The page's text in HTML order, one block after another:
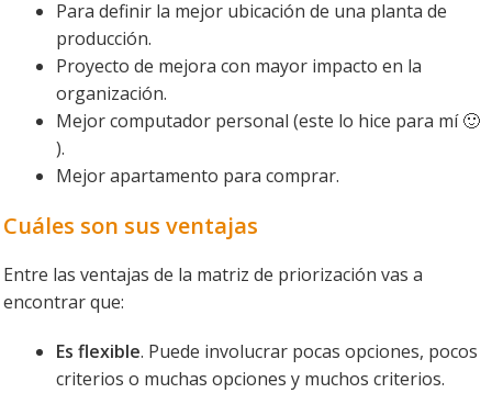
Para definir la mejor ubicación de una planta de
producción.
Proyecto de mejora con mayor impacto en la
organización.
Mejor computador personal (este lo hice para mí 🙂
).
Mejor apartamento para comprar.
Cuáles son sus ventajas
Entre las ventajas de la matriz de priorización vas a
encontrar que:
Es flexible. Puede involucrar pocas opciones, pocos
criterios o muchas opciones y muchos criterios.